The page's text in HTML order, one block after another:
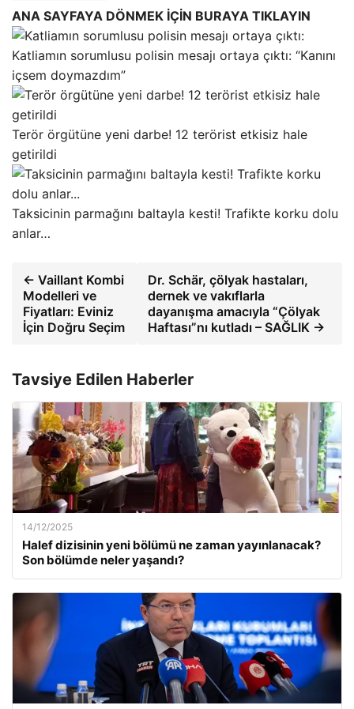
ANA SAYFAYA DÖNMEK İÇİN BURAYA TIKLAYIN
Katliamın sorumlusu polisin mesajı ortaya çıktı: “Kanını
içsem doymazdım”
Terör örgütüne yeni darbe! 12 terörist etkisiz hale
getirildi
Taksicinin parmağını baltayla kesti! Trafikte korku dolu
anlar…
← Vaillant Kombi
Modelleri ve
Fiyatları: Eviniz
İçin Doğru Seçim
Dr. Schär, çölyak hastaları,
dernek ve vakıflarla
dayanışma amacıyla “Çölyak
Haftası”nı kutladı – SAĞLIK →
Tavsiye Edilen Haberler
14/12/2025
Halef dizisinin yeni bölümü ne zaman yayınlanacak?
Son bölümde neler yaşandı?